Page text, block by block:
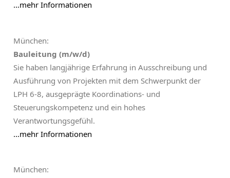
…mehr Informationen
München:
Bauleitung (m/w/d)
Sie haben langjährige Erfahrung in Ausschreibung und
Ausführung von Projekten mit dem Schwerpunkt der
LPH 6-8, ausgeprägte Koordinations- und
Steuerungskompetenz und ein hohes
Verantwortungsgefühl.
…mehr Informationen
München: